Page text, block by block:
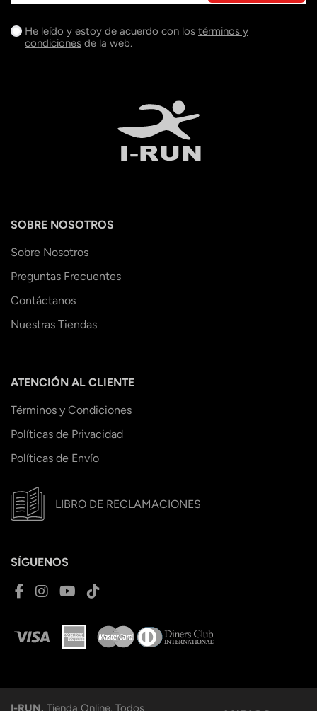
He leído y estoy de acuerdo con los términos y
condiciones de la web.
SOBRE NOSOTROS
Sobre Nosotros
Preguntas Frecuentes
Contáctanos
Nuestras Tiendas
ATENCIÓN AL CLIENTE
Términos y Condiciones
Políticas de Privacidad
Políticas de Envío
LIBRO DE RECLAMACIONES
SÍGUENOS
I-RUN. Tienda Online. Todos